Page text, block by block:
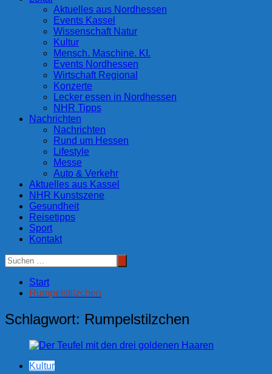
Aktuelles aus Nordhessen
Events Kassel
Wissenschaft Natur
Kultur
Mensch. Maschine. KI.
Events Nordhessen
Wirtschaft Regional
Konzerte
Lecker essen in Nordhessen
NHR Tipps
Nachrichten
Nachrichten
Rund um Hessen
Lifestyle
Messe
Auto & Verkehr
Aktuelles aus Kassel
NHR Kunstszene
Gesundheit
Reisetipps
Sport
Kontakt
Start
Rumpelstilzchen
Schlagwort: Rumpelstilzchen
Kultur